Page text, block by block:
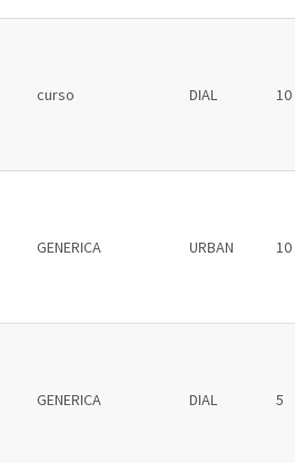
curso DIAL 10
GENERICA URBAN 10
GENERICA DIAL 5